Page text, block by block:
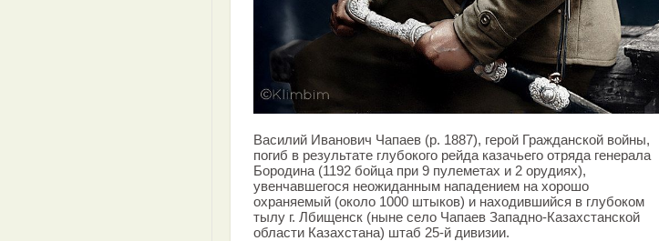
Василий Иванович Чапаев (р. 1887), герой Гражданской войны,
погиб в результате глубокого рейда казачьего отряда генерала
Бородина (1192 бойца при 9 пулеметах и 2 орудиях),
увенчавшегося неожиданным нападением на хорошо
охраняемый (около 1000 штыков) и находившийся в глубоком
тылу г. Лбищенск (ныне село Чапаев Западно-Казахстанской
области Казахстана) штаб 25-й дивизии.